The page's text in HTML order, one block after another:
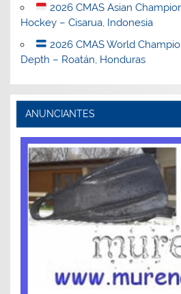
2026 CMAS Asian
Hockey – Cisarua, Indonesia
2026 CMAS World
Depth – Roatán, Honduras
ANUNCIANTES